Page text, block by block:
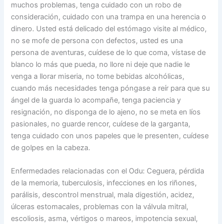
muchos problemas, tenga cuidado con un robo de
consideración, cuidado con una trampa en una herencia o
dinero. Usted está delicado del estómago visite al médico,
no se mofe de persona con defectos, usted es una
persona de aventuras, cuídese de lo que coma, vístase de
blanco lo más que pueda, no llore ni deje que nadie le
venga a llorar miseria, no tome bebidas alcohólicas,
cuando más necesidades tenga póngase a reír para que su
ángel de la guarda lo acompañe, tenga paciencia y
resignación, no disponga de lo ajeno, no se meta en líos
pasionales, no guarde rencor, cuídese de la garganta,
tenga cuidado con unos papeles que le presenten, cuídese
de golpes en la cabeza.
Enfermedades relacionadas con el Odu: Ceguera, pérdida
de la memoria, tuberculosis, infecciones en los riñones,
parálisis, descontrol menstrual, mala digestión, acidez,
úlceras estomacales, problemas con la válvula mitral,
escoliosis, asma, vértigos o mareos, impotencia sexual,